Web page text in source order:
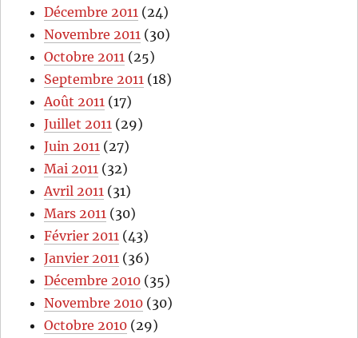
Décembre 2011 (24)
Novembre 2011 (30)
Octobre 2011 (25)
Septembre 2011 (18)
Août 2011 (17)
Juillet 2011 (29)
Juin 2011 (27)
Mai 2011 (32)
Avril 2011 (31)
Mars 2011 (30)
Février 2011 (43)
Janvier 2011 (36)
Décembre 2010 (35)
Novembre 2010 (30)
Octobre 2010 (29)